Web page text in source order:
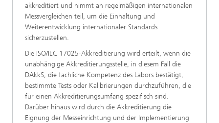
akkreditiert und nimmt an regelmäßigen internationalen
Messvergleichen teil, um die Einhaltung und
Weiterentwicklung internationaler Standards
sicherzustellen.
Die ISO/IEC 17025-Akkreditierung wird erteilt, wenn die
unabhängige Akkreditierungsstelle, in diesem Fall die
DAkkS, die fachliche Kompetenz des Labors bestätigt,
bestimmte Tests oder Kalibrierungen durchzuführen, die
für einen Akkreditierungsumfang spezifisch sind.
Darüber hinaus wird durch die Akkreditierung die
Eignung der Messeinrichtung und der Implementierung